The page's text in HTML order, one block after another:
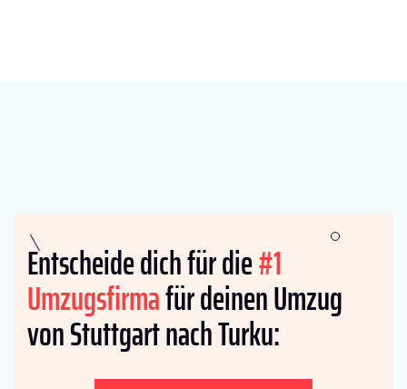
Entscheide dich für die#1
Umzugsfirmafür deinen Umzug
von Stuttgart nach Turku: